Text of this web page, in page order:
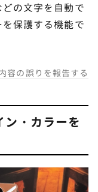
どの文字を自動で
保護する機能で
容の誤りを報告する
・カラーを